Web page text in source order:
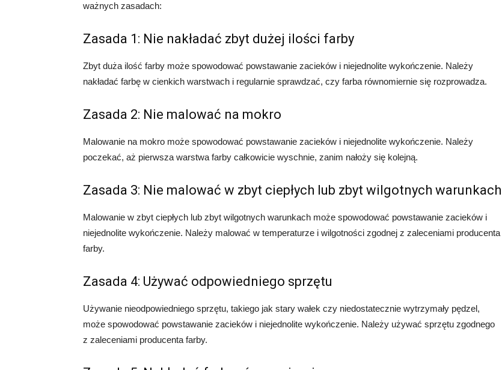
ważnych zasadach:
Zasada 1: Nie nakładać zbyt dużej ilości farby
Zbyt duża ilość farby może spowodować powstawanie zacieków i niejednolite wykończenie. Należy
nakładać farbę w cienkich warstwach i regularnie sprawdzać, czy farba równomiernie się rozprowadza.
Zasada 2: Nie malować na mokro
Malowanie na mokro może spowodować powstawanie zacieków i niejednolite wykończenie. Należy
poczekać, aż pierwsza warstwa farby całkowicie wyschnie, zanim nałoży się kolejną.
Zasada 3: Nie malować w zbyt ciepłych lub zbyt wilgotnych warunkach
Malowanie w zbyt ciepłych lub zbyt wilgotnych warunkach może spowodować powstawanie zacieków i
niejednolite wykończenie. Należy malować w temperaturze i wilgotności zgodnej z zaleceniami producenta
farby.
Zasada 4: Używać odpowiedniego sprzętu
Używanie nieodpowiedniego sprzętu, takiego jak stary wałek czy niedostatecznie wytrzymały pędzel,
może spowodować powstawanie zacieków i niejednolite wykończenie. Należy używać sprzętu zgodnego
z zaleceniami producenta farby.